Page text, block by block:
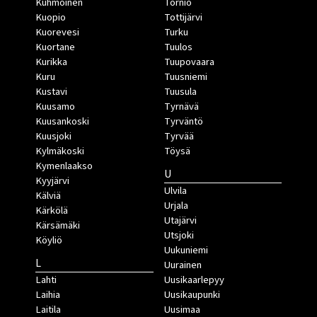
Kuopio
Kuorevesi
Kuortane
Kurikka
Kuru
Kustavi
Kuusamo
Kuusankoski
Kuusjoki
Kylmäkoski
Kymenlaakso
Kyyjärvi
Kälviä
Kärkölä
Kärsämäki
Köyliö
L
Lahti
Laihia
Laitila
Tottijärvi
Turku
Tuulos
Tuupovaara
Tuusniemi
Tuusula
Tyrnävä
Tyrväntö
Tyrvää
Töysä
U
Ulvila
Urjala
Utajärvi
Utsjoki
Uukuniemi
Uurainen
Uusikaarlepyy
Uusikaupunki
Uusimaa